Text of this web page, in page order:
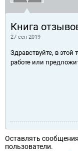
Книга
27 сен 2019
Здравствуйте, в
работе или
Оставлять
пользователи.